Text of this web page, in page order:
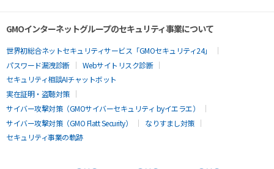
GMOインターネットグループのセキュリティ事業について
世界初総合ネットセキュリティサービス「GMOセキュリティ24」
パスワード漏洩診断
Webサイトリスク診断
セキュリティ相談AIチャットボット
実在証明・盗聴対策
サイバー攻撃対策（GMOサイバーセキュリティ byイエラエ）
サイバー攻撃対策（GMO Flatt Security）
なりすまし対策
セキュリティ事業の軌跡